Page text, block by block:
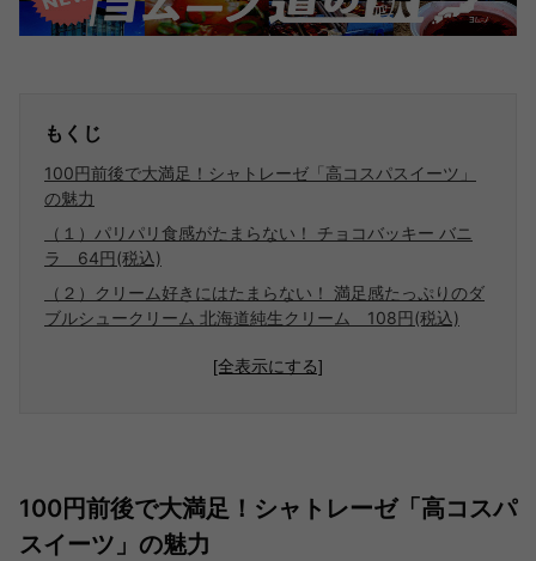
もくじ
100円前後で大満足！シャトレーゼ「高コスパスイーツ」
の魅力
（１）パリパリ食感がたまらない！ チョコバッキー バニ
ラ 64円(税込)
（２）クリーム好きにはたまらない！ 満足感たっぷりのダ
ブルシュークリーム 北海道純生クリーム 108円(税込)
[全表示にする]
100円前後で大満足！シャトレーゼ「高コスパ
スイーツ」の魅力